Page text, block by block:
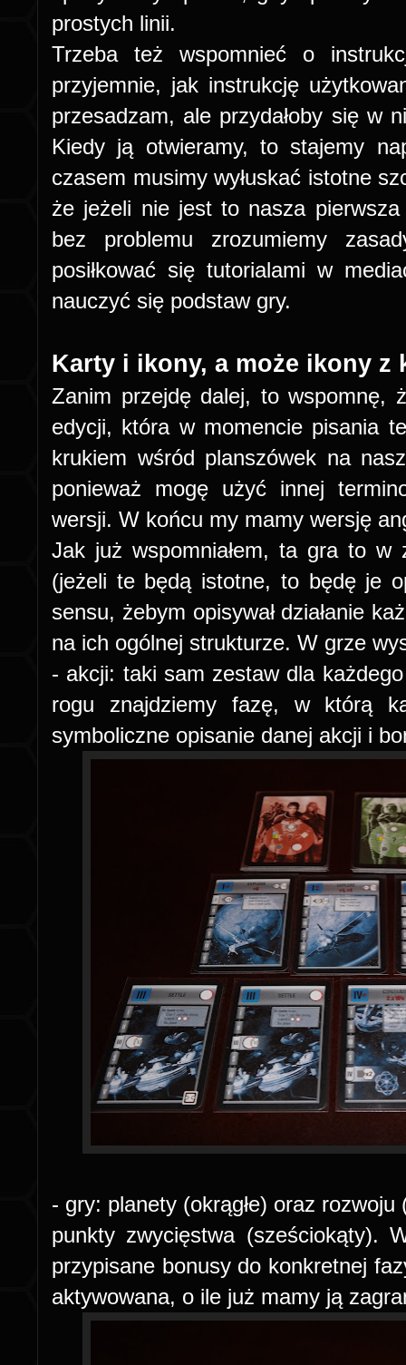
prostych linii.
Trzeba też wspomnieć o
przyjemnie, jak instrukcję
przesadzam, ale przydałoby się w
Kiedy ją otwieramy, to stajemy
czasem musimy wyłuskać istotne
że jeżeli nie jest to nasza
bez problemu zrozumiemy
posiłkować się tutorialami w
nauczyć się podstaw gry.
Karty i ikony, a może ikony z
Zanim przejdę dalej, to wspomnę,
edycji, która w momencie pisania
krukiem wśród planszówek na
ponieważ mogę użyć innej
wersji. W końcu my mamy wersję
Jak już wspomniałem, ta gra to w
(jeżeli te będą istotne, to będę je
sensu, żebym opisywał działanie
na ich ogólnej strukturze. W grze
- akcji: taki sam zestaw dla
rogu znajdziemy fazę, w którą
symboliczne opisanie danej akcji i
- gry: planety (okrągłe) oraz
punkty zwycięstwa (sześciokąty).
przypisane bonusy do konkretnej
aktywowana, o ile już mamy ją